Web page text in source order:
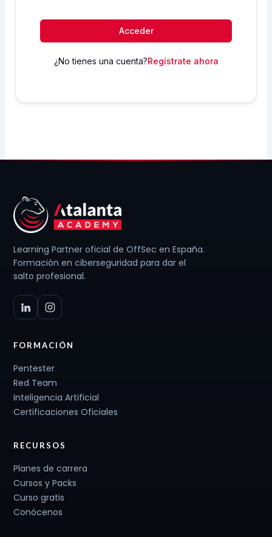
Acceder
¿No tienes una cuenta?Regístrate ahora
Learning Partner oficial de OffSec en España.
Formación en ciberseguridad para dar el
salto profesional.
FORMACIÓN
Pentester
Red Team
Inteligencia Artificial
Certificaciones Oficiales
RECURSOS
Planes de carrera
Cursos y Packs
Curso gratis
Conócenos